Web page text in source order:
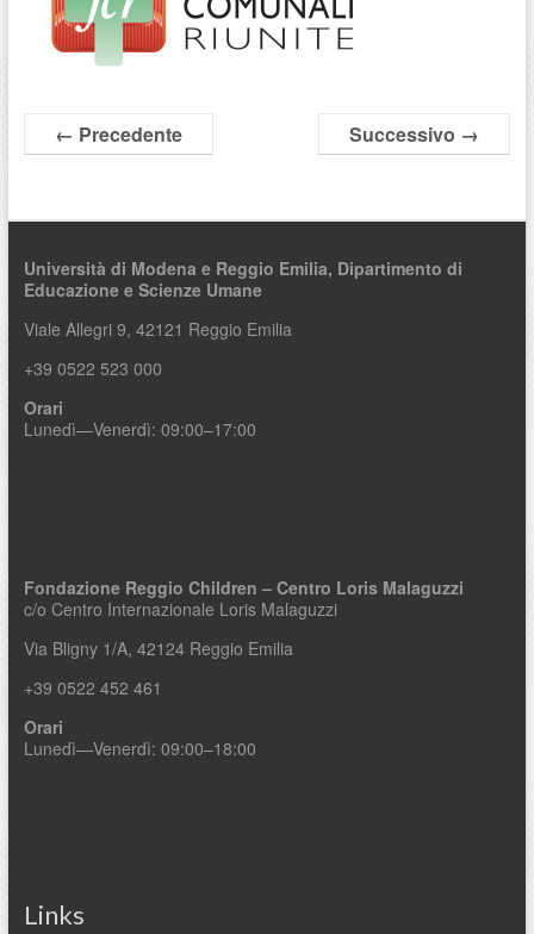
← Precedente Successivo →
Università di Modena e Reggio Emilia, Dipartimento di
Educazione e Scienze Umane
Viale Allegri 9, 42121 Reggio Emilia
+39 0522 523 000
Orari
Lunedì—Venerdì: 09:00–17:00
Fondazione Reggio Children – Centro Loris Malaguzzi
c/o Centro Internazionale Loris Malaguzzi
Via Bligny 1/A, 42124 Reggio Emilia
+39 0522 452 461
Orari
Lunedì—Venerdì: 09:00–18:00
Links